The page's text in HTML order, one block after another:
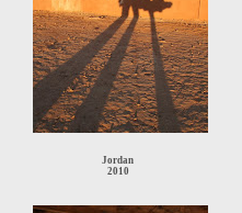
Jordan
2010